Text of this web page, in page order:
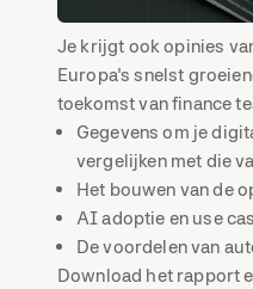
Je krijgt ook opinies
Europa's snelst
toekomst van finance
Gegevens om je
vergelijken met die
Het bouwen van de
AI adoptie en use
De voordelen van
Download het rapport